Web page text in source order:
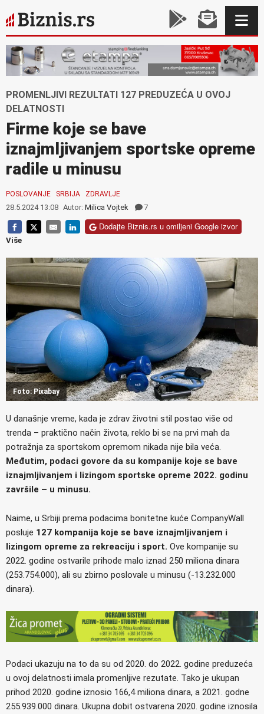
PROMENLJIVI REZULTATI 127 PREDUZEĆA U OVOJ
DELATNOSTI
Firme koje se bave
iznajmljivanjem sportske opreme
radile u minusu
POSLOVANJE SRBIJA ZDRAVLJE
28.5.2024 13:08 Autor: Milica Vojtek 7
Dodajte Biznis.rs u omiljeni Google izvor
Više
Foto: Pixabay
U današnje vreme, kada je zdrav životni stil postao više od
trenda – praktično način života, reklo bi se na prvi mah da
potražnja za sportskom opremom nikada nije bila veća.
Međutim, podaci govore da su kompanije koje se bave
iznajmljivanjem i lizingom sportske opreme 2022. godinu
završile – u minusu.
Naime, u Srbiji prema podacima bonitetne kuće CompanyWall
posluje 127 kompanija koje se bave iznajmljivanjem i
lizingom opreme za rekreaciju i sport. Ove kompanije su
2022. godine ostvarile prihode malo iznad 250 miliona dinara
(253.754.000), ali su zbirno poslovale u minusu (-13.232.000
dinara).
Podaci ukazuju na to da su od 2020. do 2022. godine preduzeća
u ovoj delatnosti imala promenljive rezutate. Tako je ukupan
prihod 2020. godine iznosio 166,4 miliona dinara, a 2021. godne
255.939.000 dinara. Ukupna dobit ostvarena 2020. godine iznosila